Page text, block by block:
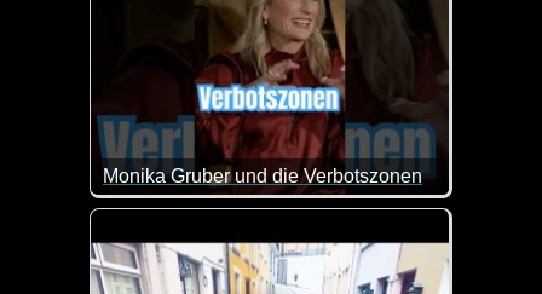
Monika Gruber und die Verbotszonen
Also ein Merkzettel wäre doch wirklich sehr nett